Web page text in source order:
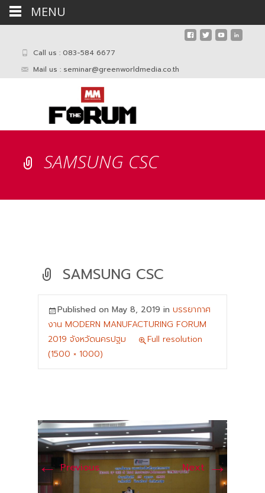
Call us : 083-584 6677
Mail us : seminar@greenworldmedia.co.th
SAMSUNG CSC
SAMSUNG CSC
Published on May 8, 2019 in บรรยากาศ
งาน MODERN MANUFACTURING FORUM
2019 จังหวัดนครปฐม
Full resolution
(1500 × 1000)
←Previous Next →
MENU